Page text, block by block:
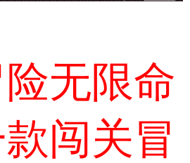
无限命
闯关冒